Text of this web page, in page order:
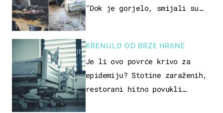
"Dok je gorjelo, smijali su
KRENULO OD BRZE HRANE
Je li ovo povrće krivo za
epidemiju? Stotine zaraženih,
restorani hitno povukli